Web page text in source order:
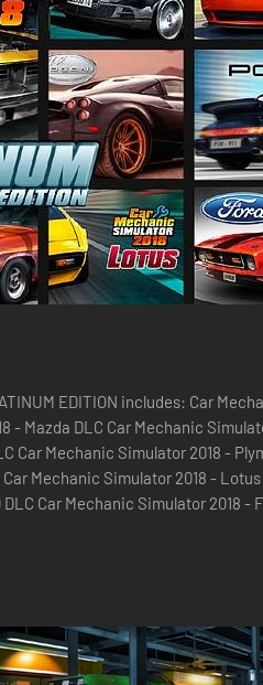
EDITION includes: Car
Car Mechanic Simulator 2018 -
Mechanic Simulator 2018 -
Car Mechanic Simulator 2018 -
Car Mechanic Simulator...